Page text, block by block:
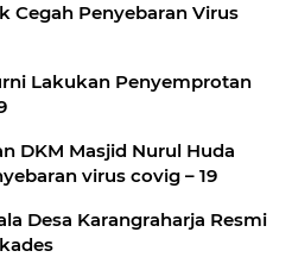
Cegah Penyebaran Virus
Lakukan Penyemprotan
DKM Masjid Nurul Huda
virus covig – 19
Desa Karangraharja Resmi